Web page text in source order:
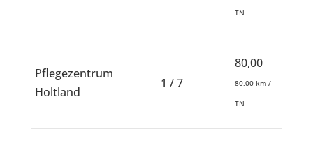
TN
Pflegezentrum
Holtland
1 / 7
80,00
80,00 km /
TN